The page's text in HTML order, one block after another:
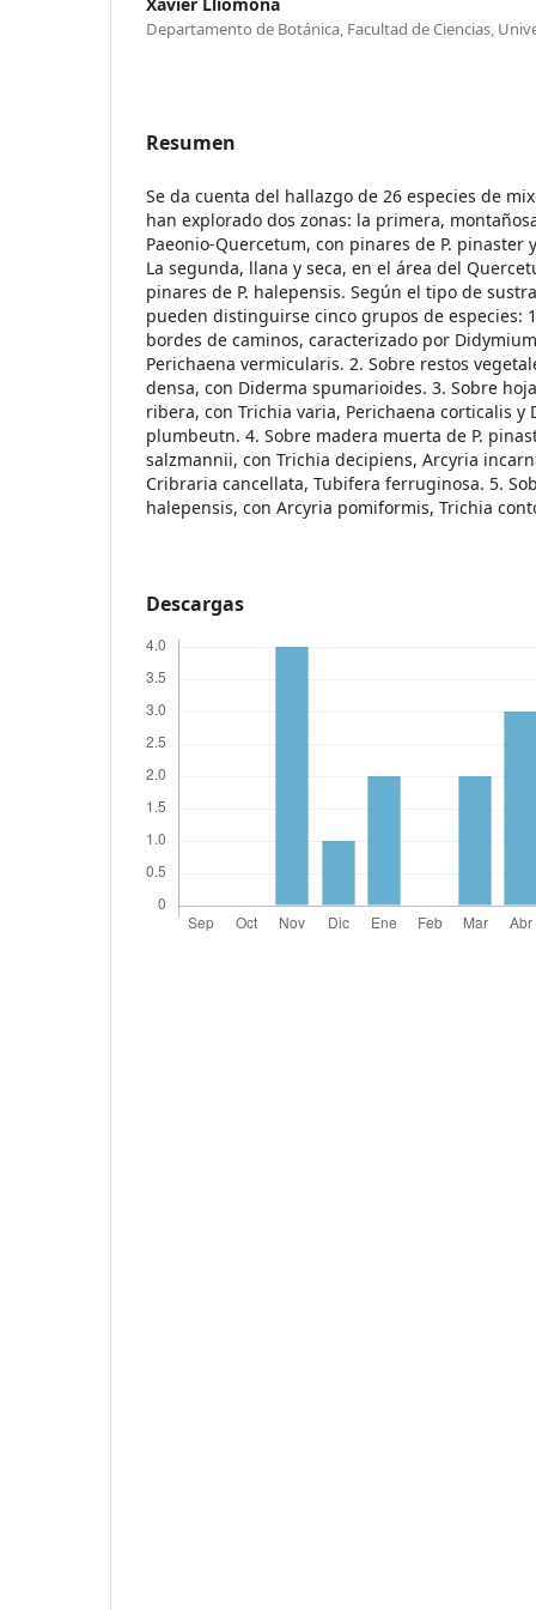
Departamento de Botánica, Facultad de Ciencias,
Resumen
Se da cuenta del hallazgo de 26 especies de
han explorado dos zonas: la primera,
Paeonio-Quercetum, con pinares de P. pinaster
La segunda, llana y seca, en el área del
pinares de P. halepensis. Según el tipo de
pueden distinguirse cinco grupos de especies:
bordes de caminos, caracterizado por
Perichaena vermicularis. 2. Sobre restos
densa, con Diderma spumarioides. 3. Sobre
ribera, con Trichia varia, Perichaena corticalis y
plumbeutn. 4. Sobre madera muerta de P.
salzmannii, con Trichia decipiens, Arcyria
Cribraria cancellata, Tubifera ferruginosa. 5.
halepensis, con Arcyria pomiformis, Trichia
Descargas